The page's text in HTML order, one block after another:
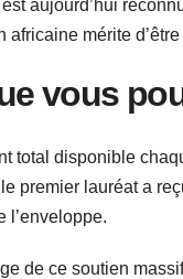
est aujourd’hui
africaine mérite
vous
total disponible
premier lauréat a
l’enveloppe.
de ce soutien